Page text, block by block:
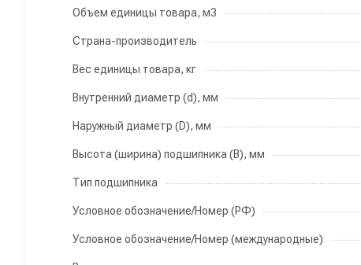
Объем единицы товара, м3
Страна-производитель
Вес единицы товара, кг
Внутренний диаметр (d), мм
Наружный диаметр (D), мм
Высота (ширина) подшипника (B), мм
Тип подшипника
Условное обозначение/Номер (РФ)
Условное обозначение/Номер (международные)